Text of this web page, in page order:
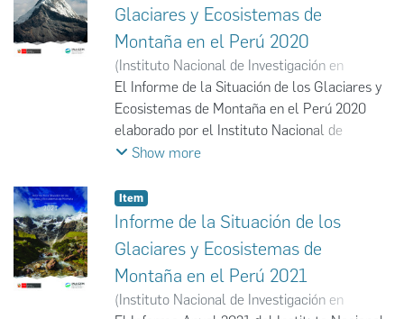
Glaciares y Ecosistemas de
Montaña en el Perú 2020
(Instituto Nacional de Investigación en
Glaciares y Ecosistemas de Montaña,2020 )
Instituto Nacional de Investigación en
Glaciares y Ecosistemas de Montaña;
INAIGEM
El Informe de la Situación de los Glaciares y
Ecosistemas de Montaña en el Perú 2020
elaborado por el Instituto Nacional de
Investigación en Glaciares y Ecosistemas de
detallado del estado actual de los glaciares,
cuerpos de agua y ecosistemas de alta
montaña del país. El documento describe las
tendencias de retroceso glaciar observadas
en las últimas décadas, así como los
impactos ambientales, sociales y económicos
Show more
Item
Informe de la Situación de los
Glaciares y Ecosistemas de
Montaña en el Perú 2021
(Instituto Nacional de Investigación en